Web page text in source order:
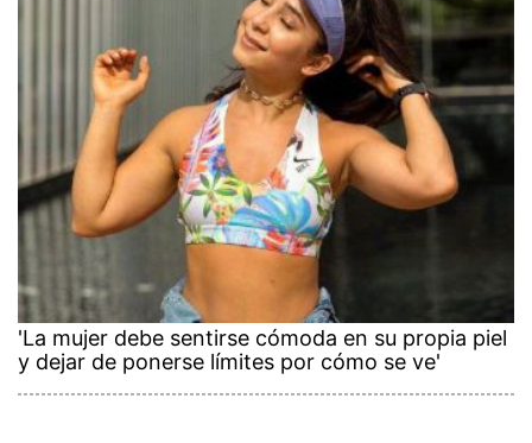
'La mujer debe sentirse cómoda en su propia piel
y dejar de ponerse límites por cómo se ve'